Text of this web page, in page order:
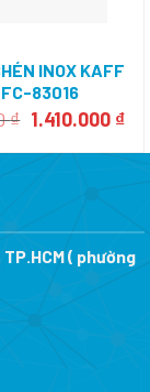
INOX KAFF
83016
₫ Giá
là:
1.410.000 ₫Giá
tại
( phường